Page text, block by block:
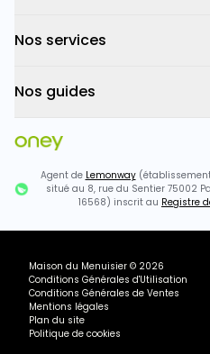
Nos services
Nos guides
Agent de Lemonway
situé au 8, rue du Sentier 75002
16568) inscrit au Registre
Maison du Menuisier © 2026
Conditions Générales d'Utilisation
Conditions Générales de Ventes
Mentions légales
Plan du site
Politique de cookies